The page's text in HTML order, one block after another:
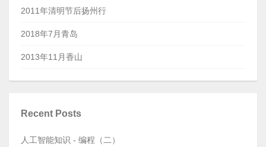
2011年清明节后扬州行
2018年7月青岛
2013年11月香山
Recent Posts
人工智能知识 - 编程（二）